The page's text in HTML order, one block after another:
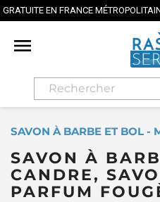
70€ ⭐

SAVON À BARBE ET BOL -
SAVON À
CANDRE,
PARFUM